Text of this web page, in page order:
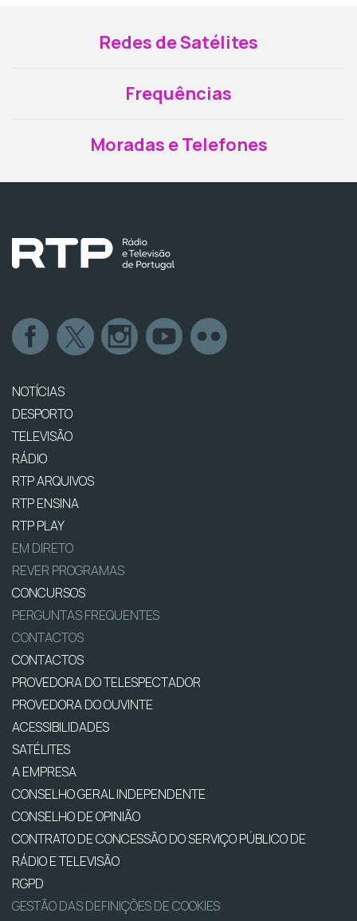
Redes de Satélites
Frequências
Moradas e Telefones
NOTÍCIAS
DESPORTO
TELEVISÃO
RÁDIO
RTP ARQUIVOS
RTP ENSINA
RTP PLAY
EM DIRETO
REVER PROGRAMAS
CONCURSOS
PERGUNTAS FREQUENTES
CONTACTOS
CONTACTOS
PROVEDORA DO TELESPECTADOR
PROVEDORA DO OUVINTE
ACESSIBILIDADES
SATÉLITES
A EMPRESA
CONSELHO GERAL INDEPENDENTE
CONSELHO DE OPINIÃO
CONTRATO DE CONCESSÃO DO SERVIÇO PÚBLICO DE
RÁDIO E TELEVISÃO
RGPD
GESTÃO DAS DEFINIÇÕES DE COOKIES